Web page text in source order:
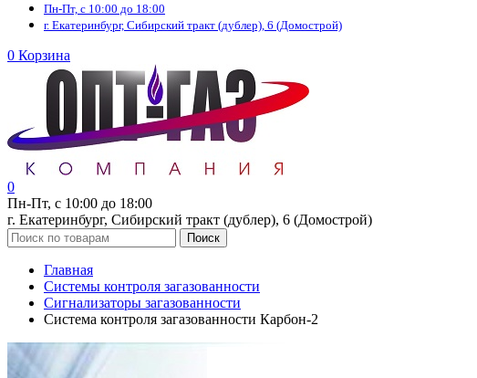
Пн-Пт, с 10:00 до 18:00
г. Екатеринбург, Сибирский тракт (дублер), 6 (Домострой)
0 Корзина
0
Пн-Пт, с 10:00 до 18:00
г. Екатеринбург, Сибирский тракт (дублер), 6 (Домострой)
Поиск
Главная
Системы контроля загазованности
Сигнализаторы загазованности
Система контроля загазованности Карбон-2